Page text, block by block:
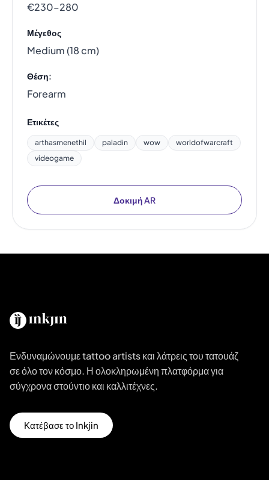
€230–280
Μέγεθος
Medium (18 cm)
Θέση:
Forearm
Ετικέτες
arthasmenethil paladin wow
worldofwarcraft
videogame
Δοκιμή AR
Ενδυναμώνουμε tattoo artists και λάτρεις του τατουάζ
σε όλο τον κόσμο. Η ολοκληρωμένη πλατφόρμα για
σύγχρονα στούντιο και καλλιτέχνες.
Κατέβασε το Inkjin